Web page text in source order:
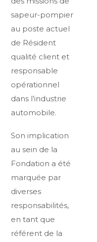
sapeur-pompier
au poste actuel
de Résident
qualité client et
responsable
opérationnel
dans l’industrie
automobile.
Son implication
au sein de la
Fondation a été
marquée par
diverses
responsabilités,
en tant que
référent de la